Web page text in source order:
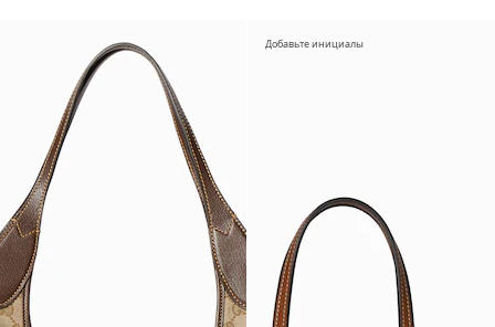
Добавьте инициалы